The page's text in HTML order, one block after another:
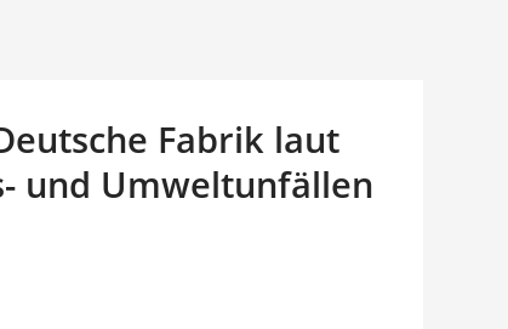
Fabrik laut
und Umweltunfällen